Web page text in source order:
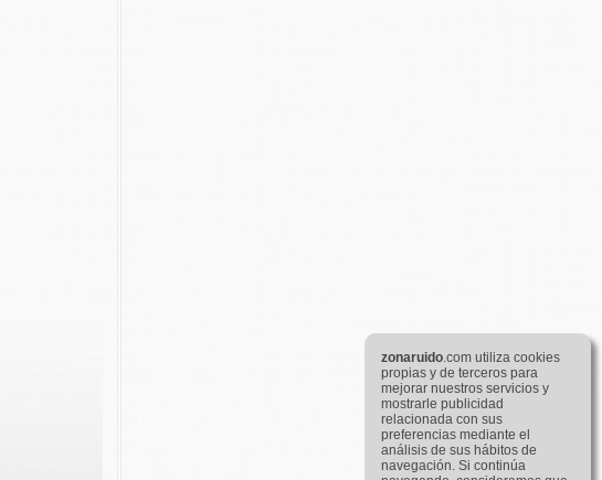
zonaruido.com utiliza cookies
propias y de terceros para
mejorar nuestros servicios y
mostrarle publicidad
relacionada con sus
preferencias mediante el
análisis de sus hábitos de
navegación. Si continúa